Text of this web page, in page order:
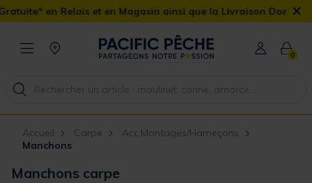
et en Magasin ainsi que la Livraison Domicile offerte dès 90€
×
0
Accueil Carpe
Acc.Montages/Hameçons
Manchons
Manchons carpe